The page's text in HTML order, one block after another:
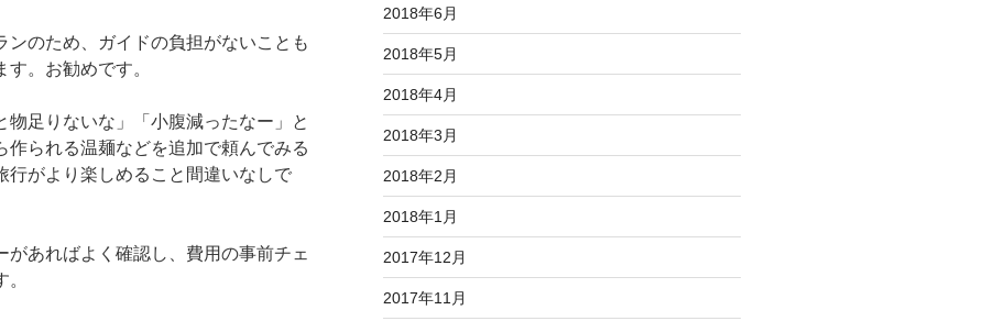
のため、ガイドの負担がないことも
。お勧めです。
足りないな」「小腹減ったなー」と
作られる温麺などを追加で頼んでみる
行がより楽しめること間違いなしで
あればよく確認し、費用の事前チェ
2018年6月
2018年5月
2018年4月
2018年3月
2018年2月
2018年1月
2017年12月
2017年11月